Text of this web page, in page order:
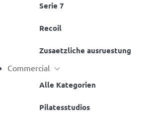
Serie 7
Recoil
Zusaetzliche ausruestung
Commercial
Alle Kategorien
Pilatesstudios